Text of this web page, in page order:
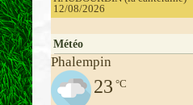
12/08/2026
Météo
Phalempin
23 °C